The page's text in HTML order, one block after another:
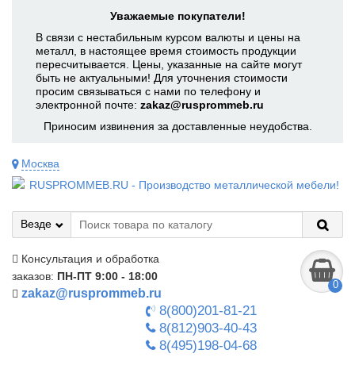
Уважаемые покупатели!
В связи с нестабильным курсом валюты и цены на
металл, в настоящее время стоимость продукции
пересчитывается. Цены, указанные на сайте могут
быть не актуальными! Для уточнения стоимости
просим связываться с нами по телефону и
электронной почте: zakaz@rusprommeb.ru
Приносим извинения за доставленные неудобства.
Москва
Везде
Консультация и обработка
заказов: ПН-ПТ 9:00 - 18:00
zakaz@rusprommeb.ru
8(800)201-81-21
8(812)903-40-43
8(495)198-04-68
0